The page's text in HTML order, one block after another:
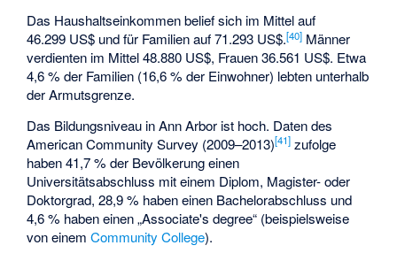
Das Haushaltseinkommen belief sich im Mittel auf
46.299 US$ und für Familien auf 71.293 US$.[40] Männer
verdienten im Mittel 48.880 US$, Frauen 36.561 US$. Etwa
4,6 % der Familien (16,6 % der Einwohner) lebten unterhalb
der Armutsgrenze.
Das Bildungsniveau in Ann Arbor ist hoch. Daten des
American Community Survey (2009–2013)[41] zufolge
haben 41,7 % der Bevölkerung einen
Universitätsabschluss mit einem Diplom, Magister- oder
Doktorgrad, 28,9 % haben einen Bachelorabschluss und
4,6 % haben einen „Associate's degree“ (beispielsweise
von einemCommunity College).